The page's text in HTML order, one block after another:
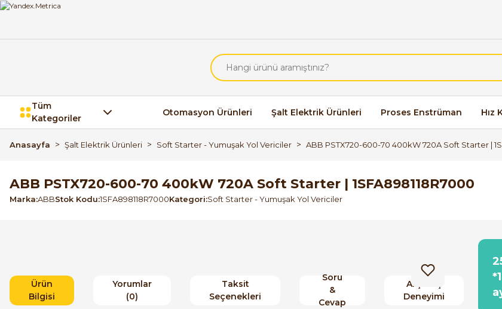
Tüm
Kategoriler
Otomasyon Ürünleri Şalt Elektrik Ürünleri Proses Enstrüman Hız
Anasayfa Şalt Elektrik Ürünleri Soft Starter - Yumuşak Yol Vericiler ABB PSTX720-600-70 400kW 720A Soft Starter |
ABB PSTX720-600-70 400kW 720A Soft Starter | 1SFA898118R7000
Marka ABBStok Kodu 1SFA898118R7000Kategori Soft Starter - Yumuşak Yol Vericiler
Ürün
Bilgisi
Yorumlar
(0)
Taksit
Seçenekleri
Soru
&
Cevap
Alışveriş
Deneyimi